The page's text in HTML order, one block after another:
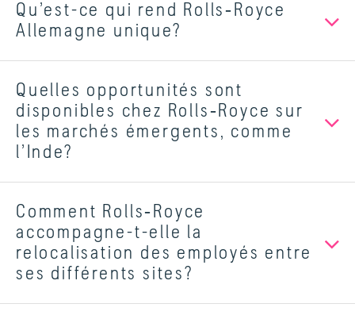
Qu’est-ce qui rend Rolls‑Royce
Allemagne unique?
Quelles opportunités sont
disponibles chez Rolls‑Royce sur
les marchés émergents, comme
l’Inde?
Comment Rolls‑Royce
accompagne-t-elle la
relocalisation des employés entre
ses différents sites?